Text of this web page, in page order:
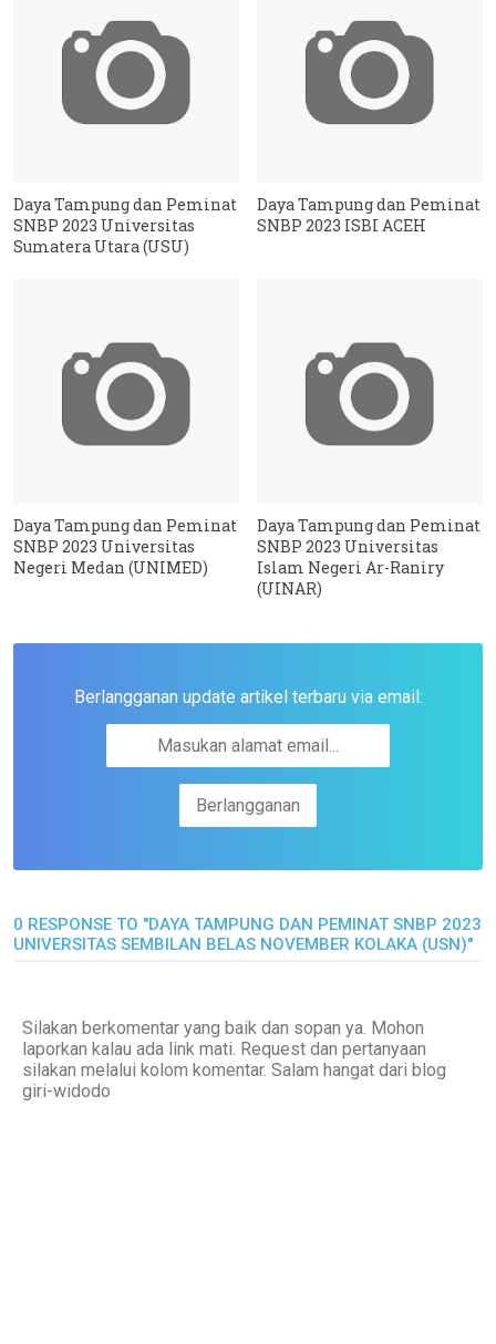
Daya Tampung dan Peminat
SNBP 2023 Universitas
Sumatera Utara (USU)
Daya Tampung dan Peminat
SNBP 2023 ISBI ACEH
Daya Tampung dan Peminat
SNBP 2023 Universitas
Negeri Medan (UNIMED)
Daya Tampung dan Peminat
SNBP 2023 Universitas
Islam Negeri Ar-Raniry
(UINAR)
Berlangganan update artikel terbaru via email:
0 RESPONSE TO "DAYA TAMPUNG DAN PEMINAT SNBP 2023
UNIVERSITAS SEMBILAN BELAS NOVEMBER KOLAKA (USN)"
Silakan berkomentar yang baik dan sopan ya. Mohon
laporkan kalau ada link mati. Request dan pertanyaan
silakan melalui kolom komentar. Salam hangat dari blog
giri-widodo